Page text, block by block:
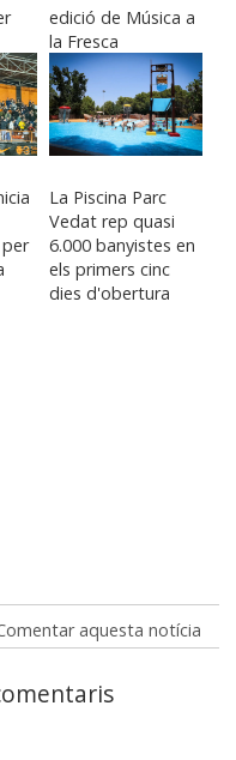
edició de Música a
la Fresca
La Piscina Parc
Vedat rep quasi
6.000 banyistes en
els primers cinc
dies d'obertura
aquesta notícia